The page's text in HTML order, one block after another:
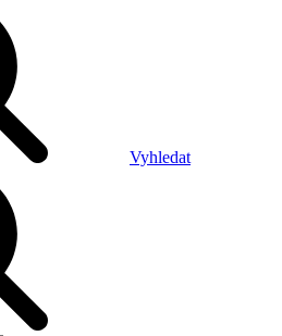
Vyhledat